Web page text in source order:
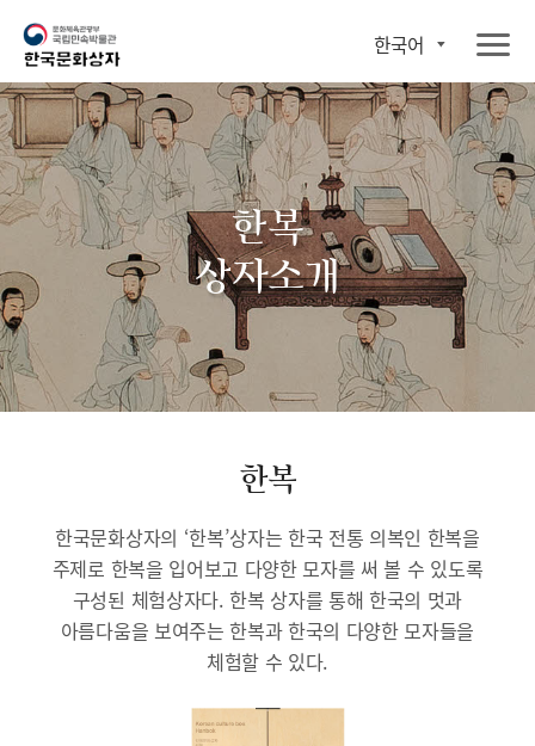
한국어
한복
상자소개
한복
한국문화상자의 ‘한복’상자는 한국 전통 의복인 한복을
주제로 한복을 입어보고 다양한 모자를 써 볼 수 있도록
구성된 체험상자다. 한복 상자를 통해 한국의 멋과
아름다움을 보여주는 한복과 한국의 다양한 모자들을
체험할 수 있다.